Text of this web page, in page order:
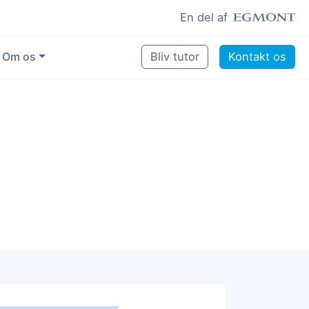
En del af
Om os Bliv tutor Kontakt os